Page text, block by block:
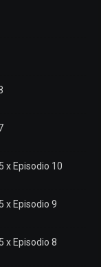
x Episodio 10
x Episodio 9
x Episodio 8